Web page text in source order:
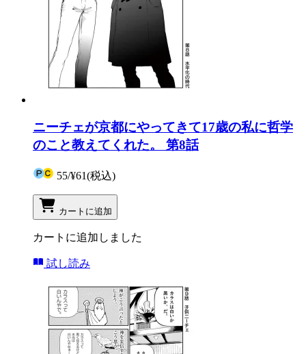
ニーチェが京都にやってきて17歳の私に哲学
のこと教えてくれた。 第8話
55/¥61(税込)
カートに追加
カートに追加しました
試し読み